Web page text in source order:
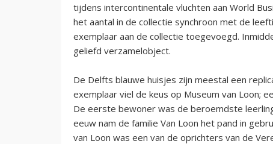
tijdens intercontinentale vluchten aan World
het aantal in de collectie synchroon met de
exemplaar aan de collectie toegevoegd.
geliefd verzamelobject.
De Delfts blauwe huisjes zijn meestal een
exemplaar viel de keus op Museum van Loon;
De eerste bewoner was de beroemdste
eeuw nam de familie Van Loon het pand in
van Loon was een van de oprichters van de